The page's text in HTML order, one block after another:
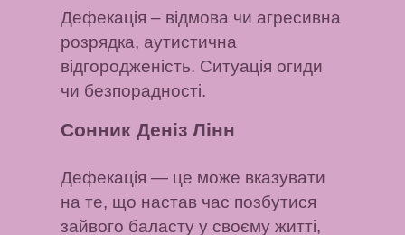
Дефекація – відмова чи агресивна
розрядка, аутистична
відгородженість. Ситуація огиди
чи безпорадності.
Сонник Деніз Лінн
Дефекація — це може вказувати
на те, що настав час позбутися
зайвого баласту у своєму житті,